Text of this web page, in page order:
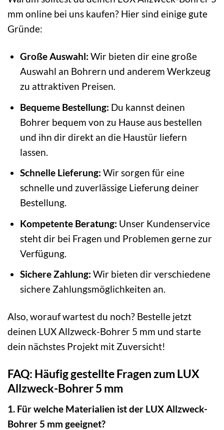
mm online bei uns kaufen? Hier sind einige gute
Gründe:
Große Auswahl: Wir bieten dir eine große
Auswahl an Bohrern und anderem Werkzeug
zu attraktiven Preisen.
Bequeme Bestellung: Du kannst deinen
Bohrer bequem von zu Hause aus bestellen
und ihn dir direkt an die Haustür liefern
lassen.
Schnelle Lieferung: Wir sorgen für eine
schnelle und zuverlässige Lieferung deiner
Bestellung.
Kompetente Beratung: Unser Kundenservice
steht dir bei Fragen und Problemen gerne zur
Verfügung.
Sichere Zahlung: Wir bieten dir verschiedene
sichere Zahlungsmöglichkeiten an.
Also, worauf wartest du noch? Bestelle jetzt
deinen LUX Allzweck-Bohrer 5 mm und starte
dein nächstes Projekt mit Zuversicht!
FAQ: Häufig gestellte Fragen zum LUX
Allzweck-Bohrer 5 mm
1. Für welche Materialien ist der LUX Allzweck-
Bohrer 5 mm geeignet?